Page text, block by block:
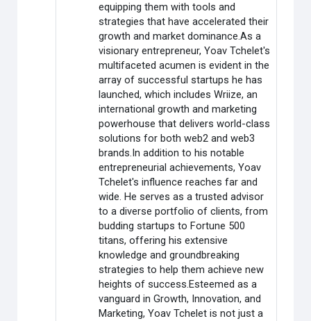
equipping them with tools and
strategies that have accelerated their
growth and market dominance.As a
visionary entrepreneur, Yoav Tchelet's
multifaceted acumen is evident in the
array of successful startups he has
launched, which includes Wriize, an
international growth and marketing
powerhouse that delivers world-class
solutions for both web2 and web3
brands.In addition to his notable
entrepreneurial achievements, Yoav
Tchelet's influence reaches far and
wide. He serves as a trusted advisor
to a diverse portfolio of clients, from
budding startups to Fortune 500
titans, offering his extensive
knowledge and groundbreaking
strategies to help them achieve new
heights of success.Esteemed as a
vanguard in Growth, Innovation, and
Marketing, Yoav Tchelet is not just a